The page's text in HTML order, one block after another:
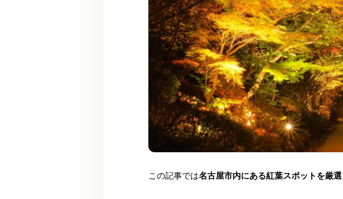
この記事では名古屋市内にある紅葉スポットを厳選